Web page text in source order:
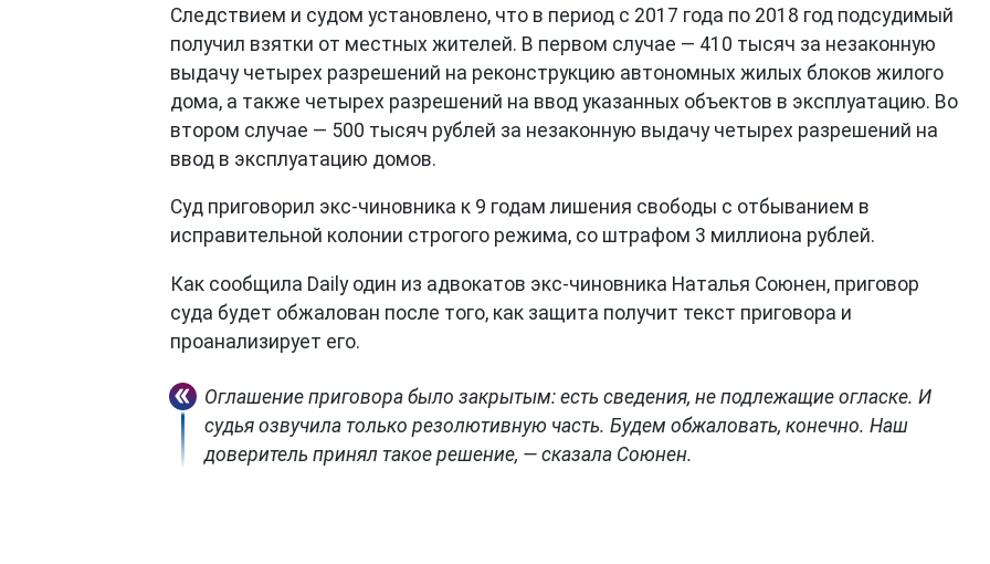
Следствием и судом установлено, что в период с 2017 года по 2018 год подсудимый
получил взятки от местных жителей. В первом случае — 410 тысяч за незаконную
выдачу четырех разрешений на реконструкцию автономных жилых блоков жилого
дома, а также четырех разрешений на ввод указанных объектов в эксплуатацию. Во
втором случае — 500 тысяч рублей за незаконную выдачу четырех разрешений на
ввод в эксплуатацию домов.
Суд приговорил экс-чиновника к 9 годам лишения свободы с отбыванием в
исправительной колонии строгого режима, со штрафом 3 миллиона рублей.
Как сообщила Daily один из адвокатов экс-чиновника Наталья Союнен, приговор
суда будет обжалован после того, как защита получит текст приговора и
проанализирует его.
Оглашение приговора было закрытым: есть сведения, не подлежащие огласке. И
судья озвучила только резолютивную часть. Будем обжаловать, конечно. Наш
доверитель принял такое решение, — сказала Союнен.